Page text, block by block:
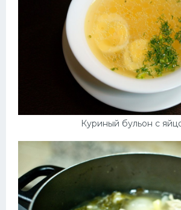
Куриный бульон с